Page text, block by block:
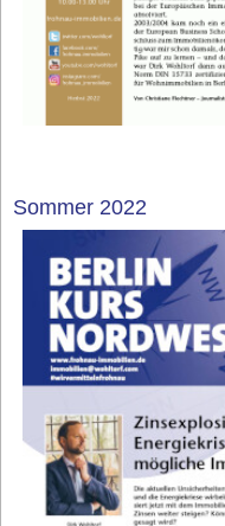
Sommer 2022